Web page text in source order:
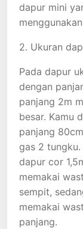
dapur mini
2. Ukuran
Pada dapur
dengan
panjang 2m
besar. Kamu
panjang
gas 2
dapur cor
memakai
sempit,
memakai
panjang.